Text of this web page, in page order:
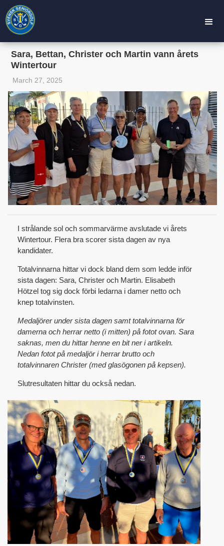
Sara, Bettan, Christer och Martin vann årets
Wintertour
March 27, 2025
I strålande sol och sommarvärme avslutade vi årets
Wintertour. Flera bra scorer sista dagen av nya
kandidater.
Totalvinnarna hittar vi dock bland dem som ledde inför
sista dagen: Sara, Christer och Martin. Elisabeth
Hötzel tog sig dock förbi ledarna i damer netto och
knep totalvinsten.
Medaljörer under sista dagen samt totalvinnarna för
damerna och herrar netto (i mitten) på fotot ovan. Sara
saknas, men du hittar henne en bit ner i artikeln.
Nedan fotot på medaljör i herrar brutto och
totalvinnaren Christer (med glasögonen på kepsen).
Slutresultaten hittar du också nedan.